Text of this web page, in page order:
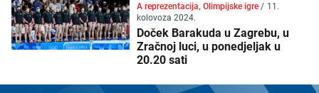
A reprezentacija, Olimpijske igre/ 11.
kolovoza 2024.
Doček Barakuda u Zagrebu, u
Zračnoj luci, u ponedjeljak u
20.20 sati